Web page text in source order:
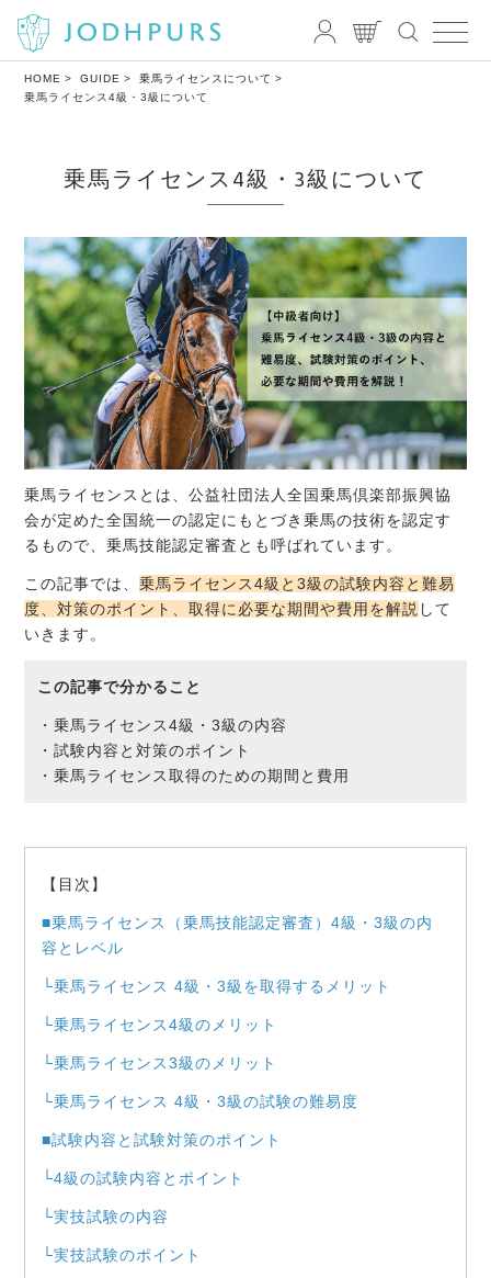
HOME GUIDE
乗馬ライセンスについて
乗馬ライセンス4級・3級について
乗馬ライセンス4級・3級について
乗馬ライセンスとは、公益社団法人全国乗馬倶楽部振興協
会が定めた全国統一の認定にもとづき乗馬の技術を認定す
るもので、乗馬技能認定審査とも呼ばれています。
この記事では、乗馬ライセンス4級と3級の試験内容と難易
度、対策のポイント、取得に必要な期間や費用を解説 して
いきます。
この記事で分かること
・乗馬ライセンス4級・3級の内容
・試験内容と対策のポイント
・乗馬ライセンス取得のための期間と費用
【目次】
■乗馬ライセンス（乗馬技能認定審査）4級・3級の内
容とレベル
└乗馬ライセンス 4級・3級を取得するメリット
└乗馬ライセンス4級のメリット
└乗馬ライセンス3級のメリット
└乗馬ライセンス 4級・3級の試験の難易度
■試験内容と試験対策のポイント
└4級の試験内容とポイント
└実技試験の内容
└実技試験のポイント